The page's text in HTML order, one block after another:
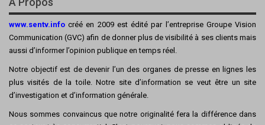
www.sentv.info créé en 2009 est édité par l’entreprise Groupe Vision
Communication (GVC) afin de donner plus de visibilité à ses clients mais
aussi d’informer l’opinion publique en temps réel.
Notre objectif est de devenir l’un des organes de presse en lignes les
plus visités de la toile. Notre site d’information se veut être un site
d’investigation et d’information générale.
Nous sommes convaincus que notre originalité fera la différence dans